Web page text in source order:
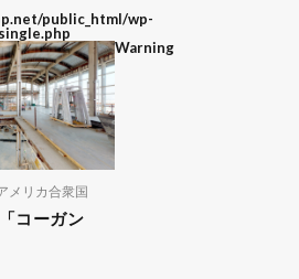
public_html/wp-
メリカ合衆国
コーガン
Warning